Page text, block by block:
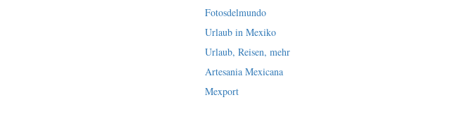
Fotosdelmundo
Urlaub in Mexiko
Urlaub, Reisen, mehr
Artesania Mexicana
Mexport